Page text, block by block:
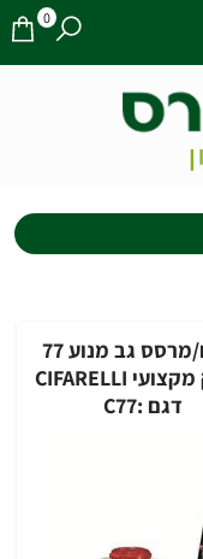
0
מפוח/מרסס גב מנוע 77
סמ"ק מקצועי CIFARELLI
דגם :C77